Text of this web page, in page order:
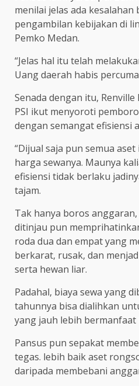
menilai jelas ada kesalahan
pengambilan kebijakan di
Pemko Medan.
“Jelas hal itu telah
Uang daerah habis
Senada dengan itu,
PSI ikut menyoroti
dengan semangat efisiensi
“Dijual saja pun semua
harga sewanya. Maunya
efisiensi tidak berlaku
tajam.
Tak hanya boros
ditinjau pun
roda dua dan empat yang
berkarat, rusak, dan
serta hewan liar.
Padahal, biaya sewa yang
tahunnya bisa dialihkan
yang jauh lebih bermanfaat
Pansus pun sepakat
tegas. lebih baik aset
daripada membebani